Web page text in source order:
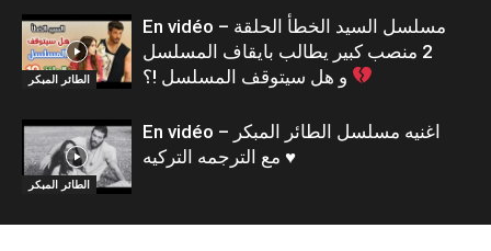
الطائر المبكر
En vidéo – مسلسل السيد الخطأ الحلقة
2 منصب كبير يطالب بايقاف المسلسل
و هل سيتوقف المسلسل !؟
الطائر المبكر
En vidéo – اغنيه مسلسل الطائر المبكر
مع الترجمه التركيه ♥️